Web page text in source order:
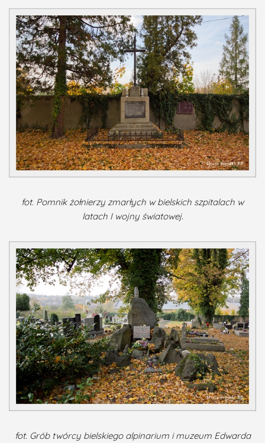
fot. Pomnik żołnierzy zmarłych w bielskich szpitalach w
latach I wojny światowej.
fot. Grób twórcy bielskiego alpinarium i muzeum Edwarda